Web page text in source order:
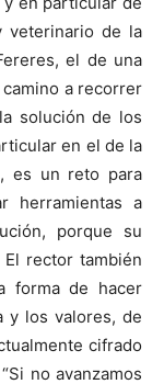
veterinario de la
el de una
a recorrer
solución de los
en el de la
es un reto para
herramientas a
porque su
rector también
forma de hacer
y los valores, de
cifrado
no avanzamos